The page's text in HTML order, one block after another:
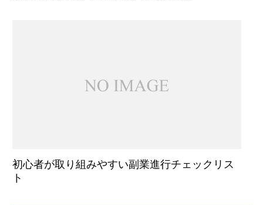
初心者が取り組みやすい副業進行チェックリス
ト